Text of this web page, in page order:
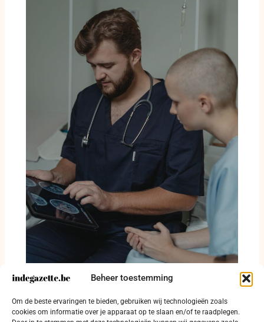
Beheer toestemming
Om de beste ervaringen te bieden, gebruiken wij technologieën zoals
cookies om informatie over je apparaat op te slaan en/of te raadplegen.
Oostende betaalt huur om huisarts naar
Zandvoorde te halen